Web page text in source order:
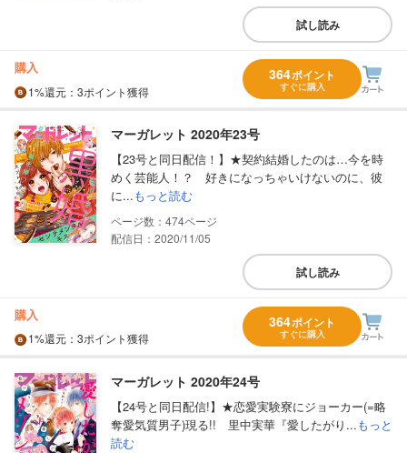
試し読み
購入
1%還元 ：3ポイント獲得
364ポイント
すぐに購入
マーガレット 2020年23号
【23号と同日配信！】★契約結婚したのは…今を時
めく芸能人！？ 好きになっちゃいけないのに、彼
に...もっと読む
474
配信日：2020/11/05
試し読み
購入
1%還元 ：3ポイント獲得
364ポイント
すぐに購入
マーガレット 2020年24号
【24号と同日配信!】★恋愛実験寮にジョーカー(=略
奪愛気質男子)現る!! 里中実華『愛したがり...もっと
読む